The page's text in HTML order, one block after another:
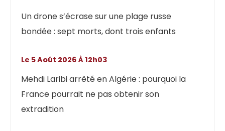
Un drone s’écrase sur une plage russe
bondée : sept morts, dont trois enfants
Mehdi Laribi arrêté en Algérie : pourquoi la
France pourrait ne pas obtenir son
extradition
Le 5 Août 2026 À 12h03